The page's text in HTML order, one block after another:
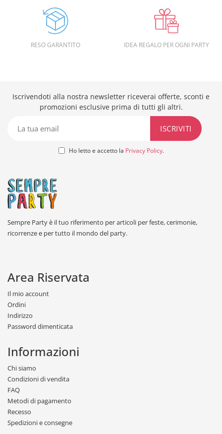
RESO GARANTITO IDEA REGALO PER OGNI PARTY
Iscrivendoti alla nostra newsletter riceverai offerte, sconti e
promozioni esclusive prima di tutti gli altri.
Ho letto e accetto la Privacy Policy.
Sempre Party è il tuo riferimento per articoli per feste, cerimonie,
ricorrenze e per tutto il mondo del party.
Area Riservata
Il mio account
Ordini
Indirizzo
Password dimenticata
Informazioni
Chi siamo
Condizioni di vendita
FAQ
Metodi di pagamento
Recesso
Spedizioni e consegne